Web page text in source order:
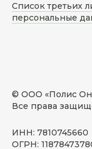
© ООО «Полис
Все права
ИНН: 7810745660
ОГРН:
Список третьих
персональные